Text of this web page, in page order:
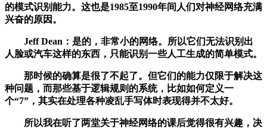
的模式识别能力。这也是1985至1990年间人们对神经网络充满
兴奋的原因。
Jeff Dean：是的，非常小的网络。所以它们无法识别出
人脸或汽车这样的东西，只能识别一些人工生成的简单模式。
那时候的确算是很了不起了。但它们的能力仅限于解决这
种问题，而那些基于逻辑规则的系统，比如如何定义一
个“7”，其实在处理各种凌乱手写体时表现得并不太好。
所以我在听了两堂关于神经网络的课后觉得很有兴趣，决